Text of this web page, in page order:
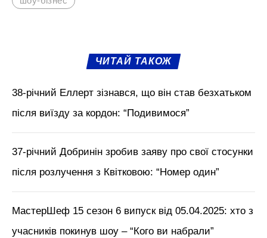
ЧИТАЙ ТАКОЖ
38-річний Еллерт зізнався, що він став безхатьком
після виїзду за кордон: “Подивимося”
37-річний Добринін зробив заяву про свої стосунки
після розлучення з Квітковою: “Номер один”
МастерШеф 15 сезон 6 випуск від 05.04.2025: хто з
учасників покинув шоу – “Кого ви набрали”